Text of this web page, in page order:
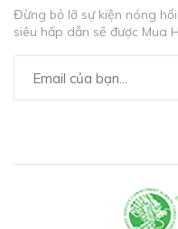
Đừng bỏ lỡ sự kiện nóng
siêu hấp dẫn sẽ được Mua